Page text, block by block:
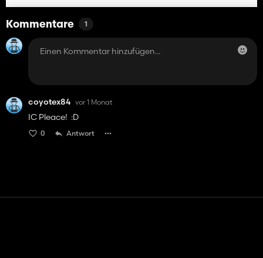
Kommentare 1
coyotex84 vor 1 Monat
IC Pleace! :D
0 Antwort